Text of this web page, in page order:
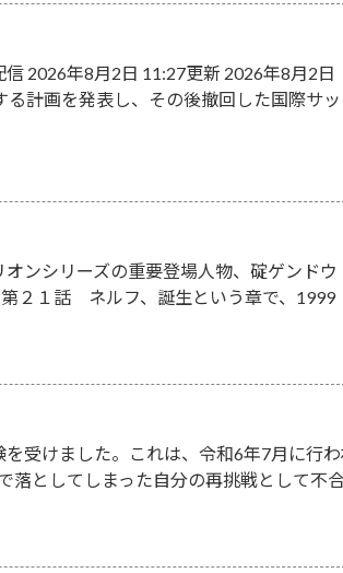
2026年8月2日 11:27更新 2026年8月2日
計画を発表し、その後撤回した国際サッ
ンシリーズの重要登場人物、碇ゲンドウ
２１話 ネルフ、誕生という章で、1999
受けました。これは、令和6年7月に行
落としてしまった自分の再挑戦として不